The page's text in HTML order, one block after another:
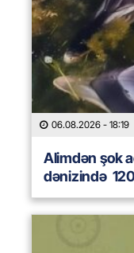
06.08.2026 - 18:19
Alimdən şok
dənizində